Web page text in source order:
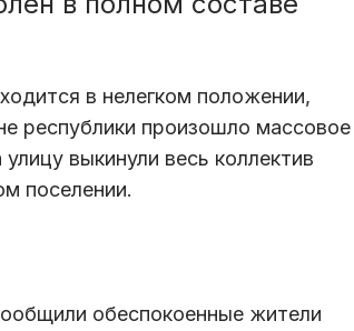
в нелегком положении,
республики произошло массовое
выкинули весь коллектив
поселении.
обеспокоенные жители